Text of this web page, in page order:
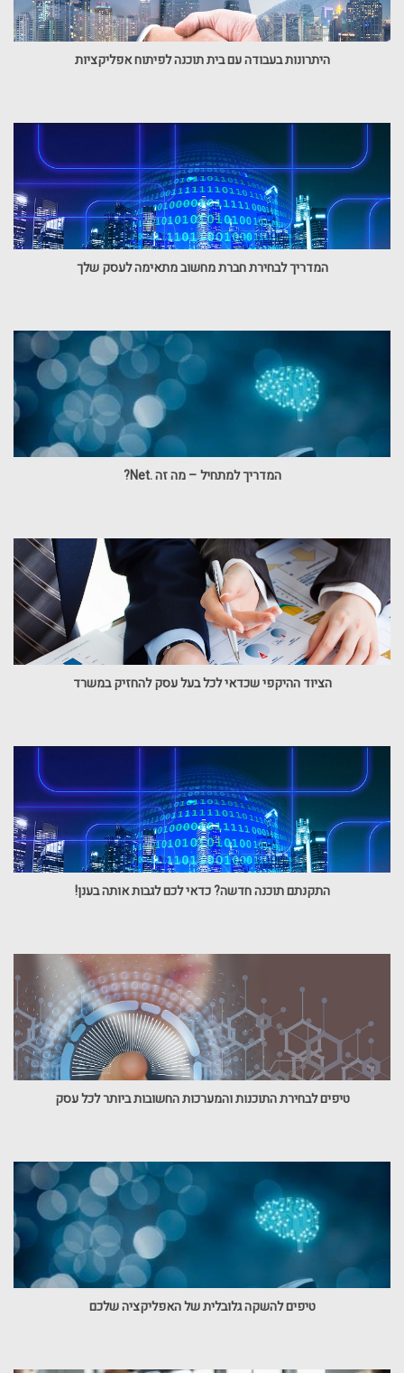
היתרונות בעבודה עם בית תוכנה לפיתוח אפליקציות
המדריך לבחירת חברת מחשוב מתאימה לעסק שלך
המדריך למתחיל – מה זה .Net?
הציוד ההיקפי שכדאי לכל בעל עסק להחזיק במשרד
התקנתם תוכנה חדשה? כדאי לכם לגבות אותה בענן!
טיפים לבחירת התוכנות והמערכות החשובות ביותר לכל עסק
טיפים להשקה גלובלית של האפליקציה שלכם